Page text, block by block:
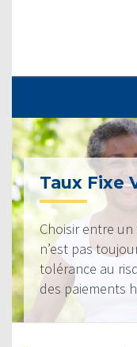
Taux Fixe
Choisir entre
n’est pas
tolérance au
des paiements